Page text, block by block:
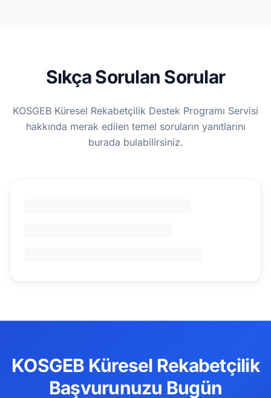
Sıkça Sorulan Sorular
KOSGEB Küresel Rekabetçilik Destek Programı Servisi
hakkında merak edilen temel soruların yanıtlarını
burada bulabilirsiniz.
KOSGEB Küresel Rekabetçilik
Başvurunuzu Bugün